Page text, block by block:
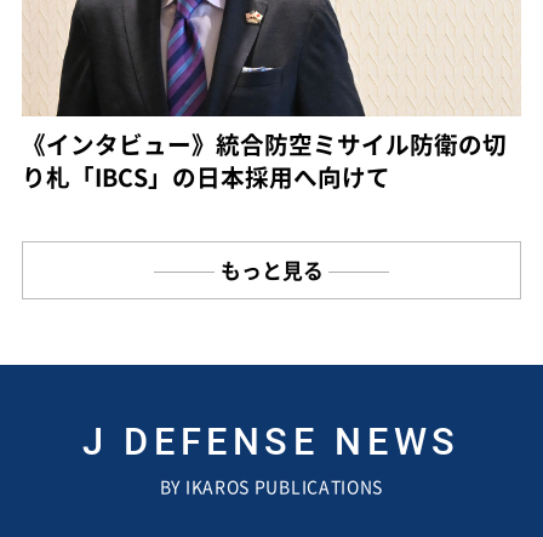
《インタビュー》統合防空ミサイル防衛の切
り札「IBCS」の日本採用へ向けて
もっと見る
J DEFENSE NEWS
BY IKAROS PUBLICATIONS